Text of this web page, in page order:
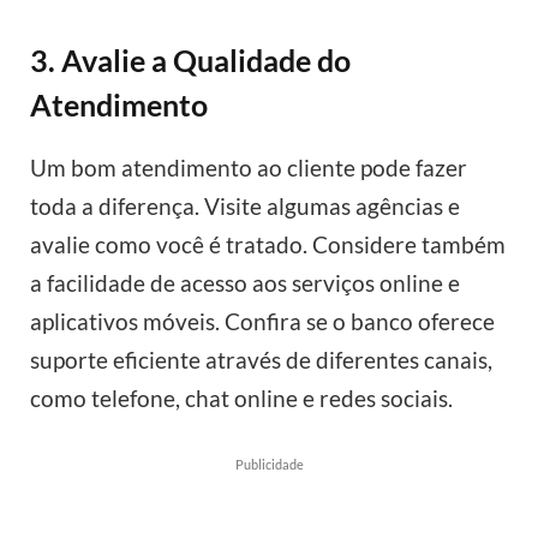
3. Avalie a Qualidade do
Atendimento
Um bom atendimento ao cliente pode fazer
toda a diferença. Visite algumas agências e
avalie como você é tratado. Considere também
a facilidade de acesso aos serviços online e
aplicativos móveis. Confira se o banco oferece
suporte eficiente através de diferentes canais,
como telefone, chat online e redes sociais.
Publicidade